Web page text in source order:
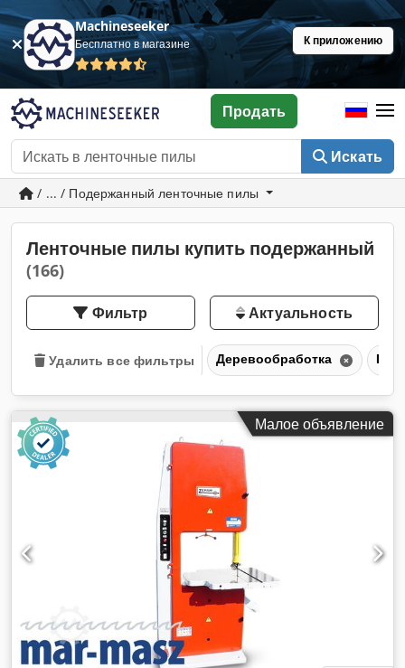
Machineseeker
Бесплатно в магазине К приложению
Искать
Продать
/ ... / Подержанный ленточные пилы
Ленточные пилы купить подержанный
(166)
Фильтр Актуальность
Удалить все фильтры Деревообработка
Малое объявление